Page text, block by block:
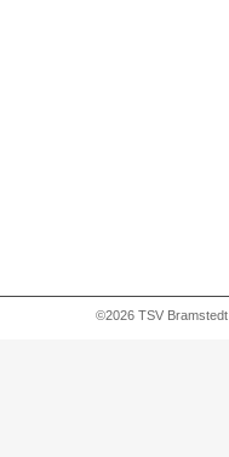
©2026 TSV